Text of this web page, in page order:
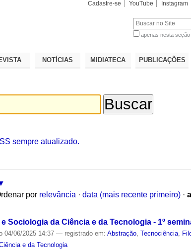
Cadastre-se YouTube Instagram
apenas nesta seção
NOTÍCIAS MIDIATECA PUBLICAÇÕES
sempre atualizado.
por relevância · data (mais recente primeiro) ·
Sociologia da Ciência e da Tecnologia - 1º
04/06/2025 14:37— registrado em:Abstração ,Tecnociência
e da Tecnologia